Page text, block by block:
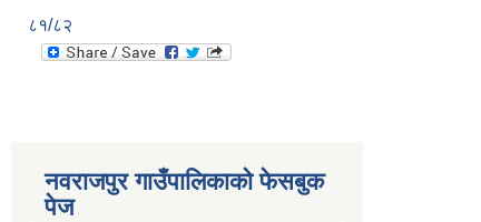
८१/८२
नवराजपुर गाउँपालिकाको फेसबुक
पेज